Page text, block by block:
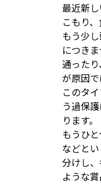
最近新
こもり
もう少
につき
通った
が原因
このタ
う過保
ります。
もうひ
などと
分けし
ような